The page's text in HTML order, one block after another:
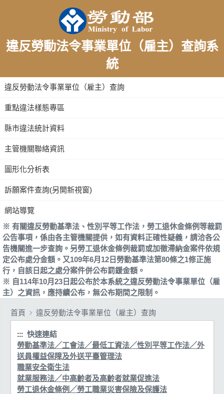
違反勞動法令事業單位（雇主）查詢系
統
違反勞動法令事業單位（雇主）查詢
重點違法樣態專區
縣市違法統計資料
主管機關聯絡資訊
圖形化分析表
訴願案件查詢(另開新視窗)
網站導覽
※ 有關違反勞動基準法、性別平等工作法，勞工退休金條例等裁罰
公告事項，係由各主管機關提供，如有資料正確性疑義，請洽各公
告機關進一步查詢。另勞工退休金條例裁罰或加徵滯納金案件依規
定公布處分金額。又109年6月12日勞動基準法第80條之1修正施
行，自該日起之處分案件併公布罰鍰金額。
※ 自114年10月23日起公布於本系統之違反勞動法令事業單位（雇
主）之資訊，應持續公布，無公布期間之限制。
首頁 違反勞動法令事業單位（雇主）查詢
::: 快速連結
勞動基準法／工會法／最低工資法／性別平等工作法／外
送員權益保障及外送平臺管理法
職業安全衛生法
就業服務法／中高齡者及高齡者就業促進法
勞工退休金條例／勞工職業災害保險及保護法